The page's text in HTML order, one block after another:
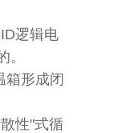
逻辑电
箱形成闭
性"式循